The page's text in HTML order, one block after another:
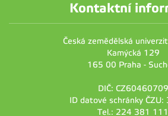
Kontaktní
Česká zemědělská
Kamýcká 129
165 00 Praha -
DIČ: CZ60460709
ID datové schránky ČZU:
Tel.: 224 381 111